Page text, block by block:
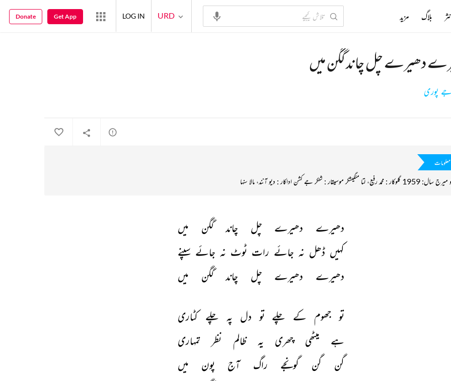
دھیرے چل چاند گگن میں
پوری
لتا منگیشکر موسیقار : شنکر جے کشن اداکار : دیو آنند، مالا سنہا
دھیرے دھیرے چل چاند گگن
میں
کہیں ڈھل نہ جائے رات ٹوٹ نہ جائے سپنے
دھیرے
دھیرے چل چاند گگن میں
تو جھوم کے چلے تو دل پہ چلے کٹاری
ہے
میٹھی چھری یہ ظالم نظر
تمہاری
گن
گن گونجے راگ آج پون
میں
نثر بلاگ مزید URD
LOG IN
Get App
Donate